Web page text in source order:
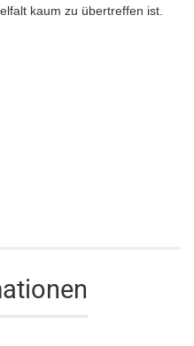
kaum zu übertreffen ist.